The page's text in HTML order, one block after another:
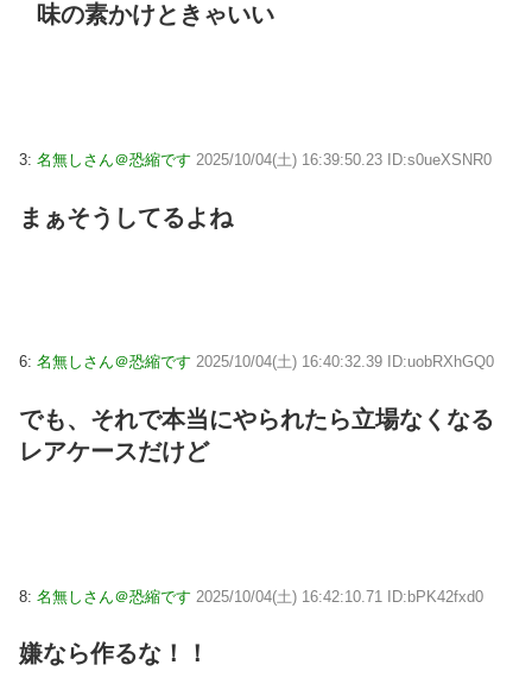
味の素かけときゃいい
3: 名無しさん＠恐縮です 2025/10/04(土) 16:39:50.23 ID:s0ueXSNR0
まぁそうしてるよね
6: 名無しさん＠恐縮です 2025/10/04(土) 16:40:32.39 ID:uobRXhGQ0
でも、それで本当にやられたら立場なくなる
レアケースだけど
8: 名無しさん＠恐縮です 2025/10/04(土) 16:42:10.71 ID:bPK42fxd0
嫌なら作るな！！